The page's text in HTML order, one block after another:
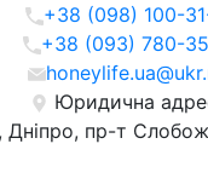
+38 (098) 100-
+38 (093) 780-
Юридична
Дніпро, пр-т